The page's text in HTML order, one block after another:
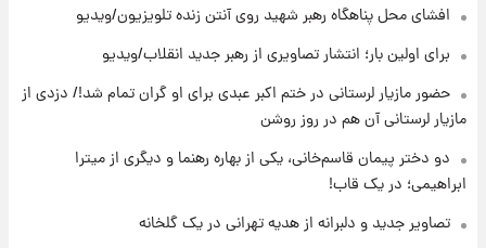
۱۲ ساعت پیش
مرداد ۱۴۰۵ +جدول
۱۳ ساعت پیش
با قدرتمندترین و بادوام ترین تانک جهان آشنا
شوید+ فیلم
۱۴ ساعت پیش
افشای محل پناهگاه‌ رهبر شهید روی آنتن زنده تلویزیون/ویدیو
برای اولین بار؛ انتشار تصاویری از رهبر جدید انقلاب/ویدیو
حضور مازیار لرستانی در ختم اکبر عبدی برای او گران تمام شد!/ دزدی از
مازیار لرستانی آن هم در روز روشن
دو دختر پیمان قاسم‌خانی، یکی از بهاره رهنما و دیگری از میترا
ابراهیمی؛ در یک قاب!
تصاویر جدید و دلبرانه از هدیه تهرانی در یک گلخانه